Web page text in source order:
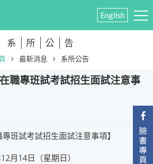
English
系 所 公 告
最新消息 系所公告
在職專班試考試招生面試注意事
專班試考試招生面試注意事項】
月14日（星期日）